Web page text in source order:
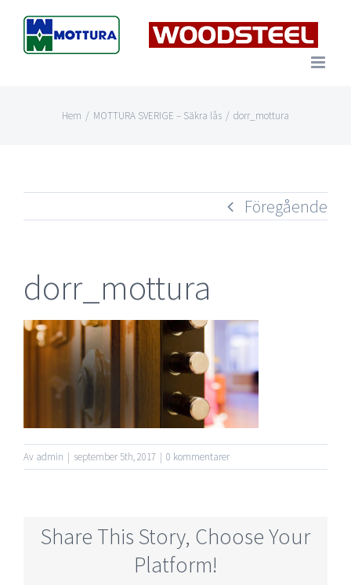
Fortsätt
Hem / MOTTURA SVERIGE – Säkra lås / dorr_mottura
Föregående
dorr_mottura
Av admin | september 5th, 2017 | 0 kommentarer
Share This Story, Choose Your
Platform!